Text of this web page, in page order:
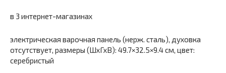
в 3 интернет-магазинах
электрическая варочная панель (нерж. сталь), духовка
отсутствует, размеры (ШхГхВ): 49.7×32.5×9.4 см, цвет:
серебристый